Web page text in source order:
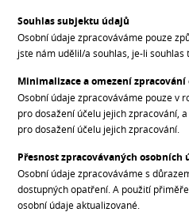
Souhlas subjektu údajů
Osobní údaje zpracováváme pouze
jste nám udělil/a souhlas, je-li souhlas
Minimalizace a omezení
Osobní údaje zpracováváme pouze v
pro dosažení účelu jejich zpracování,
pro dosažení účelu jejich zpracování.
Přesnost zpracovávaných osobních
Osobní údaje zpracováváme s
dostupných opatření. A použití
osobní údaje aktualizované.